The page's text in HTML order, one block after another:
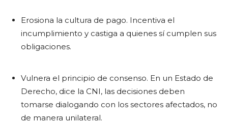
Erosiona la cultura de pago. Incentiva el
incumplimiento y castiga a quienes sí cumplen sus
obligaciones.
Vulnera el principio de consenso. En un Estado de
Derecho, dice la CNI, las decisiones deben
tomarse dialogando con los sectores afectados, no
de manera unilateral.